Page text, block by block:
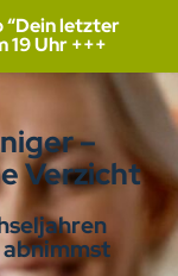
“Dein letzter
19 Uhr +++
–
Verzicht